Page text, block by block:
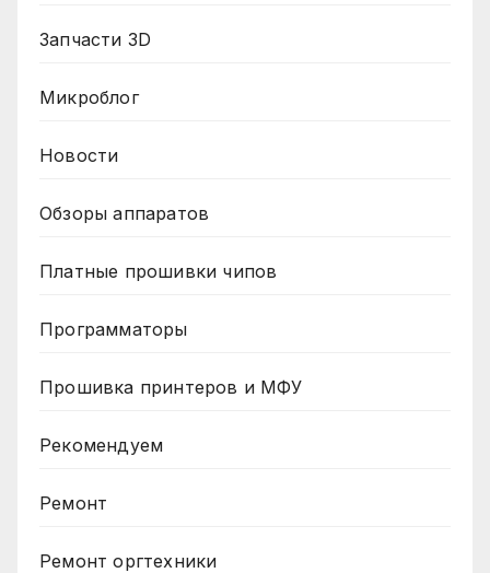
Запчасти 3D
Микроблог
Новости
Обзоры аппаратов
Платные прошивки чипов
Программаторы
Прошивка принтеров и МФУ
Рекомендуем
Ремонт
Ремонт оргтехники